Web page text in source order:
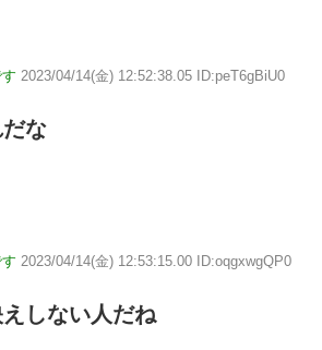
2023/04/14(金) 12:52:38.05 ID:peT6gBiU0
な
2023/04/14(金) 12:53:15.00 ID:oqgxwgQP0
しない人だね